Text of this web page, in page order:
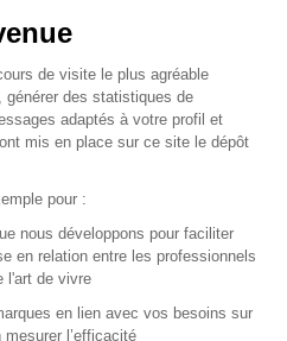
produits
du site
SAFI
de visite le plus agréable
générer des statistiques de
adaptés à votre profil et
mis en place sur ce site le dépôt
pour :
nous développons pour faciliter
en relation entre les professionnels
l'art de vivre
en lien avec vos besoins sur
l’efficacité